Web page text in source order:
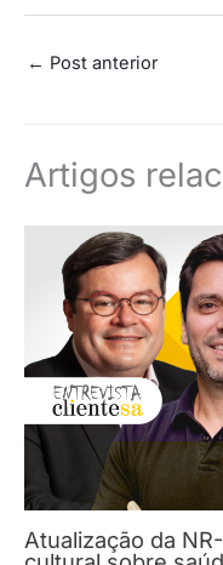
← Post anterior
Artigos
Atualização da